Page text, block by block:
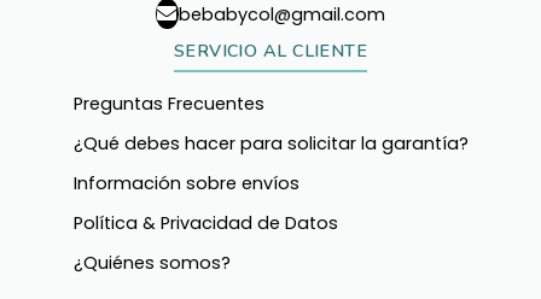
bebabycol@gmail.com
SERVICIO AL CLIENTE
Preguntas Frecuentes
¿Qué debes hacer para solicitar la garantía?
Información sobre envíos
Política & Privacidad de Datos
¿Quiénes somos?